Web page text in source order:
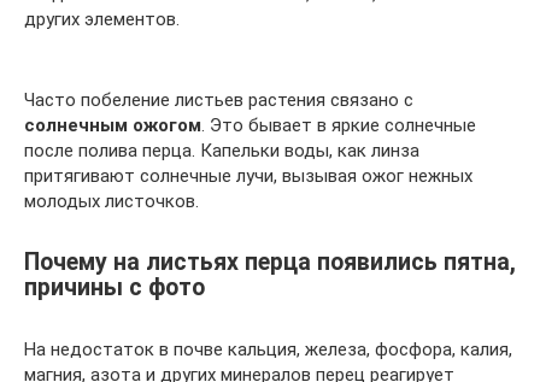
других элементов.
Часто побеление листьев растения связано с
солнечным ожогом . Это бывает в яркие солнечные
после полива перца. Капельки воды, как линза
притягивают солнечные лучи, вызывая ожог нежных
молодых листочков.
Почему на листьях перца появились пятна,
причины с фото
На недостаток в почве кальция, железа, фосфора, калия,
магния, азота и других минералов перец реагирует